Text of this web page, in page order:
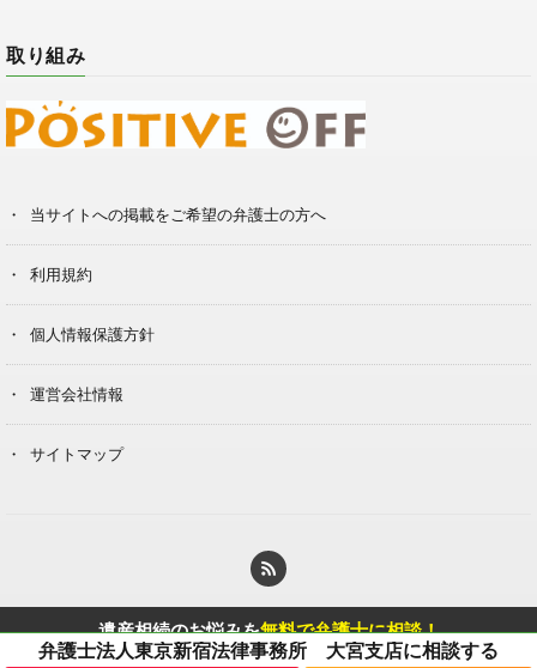
遺産相続のお悩みを無料で弁護士に相談！
弁護士法人東京新宿法律事務所 大宮支店に相談する
取り組み
当サイトへの掲載をご希望の弁護士の方へ
利用規約
個人情報保護方針
運営会社情報
サイトマップ
© Copyright 2020 Berg Klein Inc.